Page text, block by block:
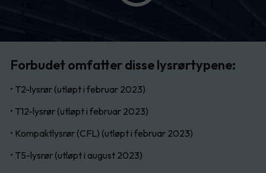
Forbudet omfatter disse lysrørtypene:
• T2-lysrør (utløpt i februar 2023)
• T12-lysrør (utløpt i februar 2023)
• Kompaktlysrør (CFL) (utløpt i februar 2023)
• T5-lysrør (utløpt i august 2023)